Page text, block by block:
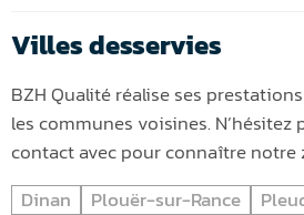
Villes desservies
BZH Qualité réalise ses
les communes voisines. N’hésitez
contact avec pour connaître notre
Dinan
Plouër-sur-Rance